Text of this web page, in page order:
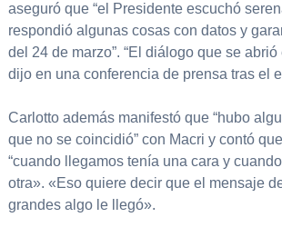
aseguró que “el Presidente escuchó
respondió algunas cosas con datos y
del 24 de marzo”. “El diálogo que se abrió
dijo en una conferencia de prensa tras el
Carlotto además manifestó que “hubo
que no se coincidió” con Macri y contó
“cuando llegamos tenía una cara y
otra». «Eso quiere decir que el mensaje
grandes algo le llegó».